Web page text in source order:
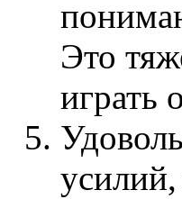
Это
играть